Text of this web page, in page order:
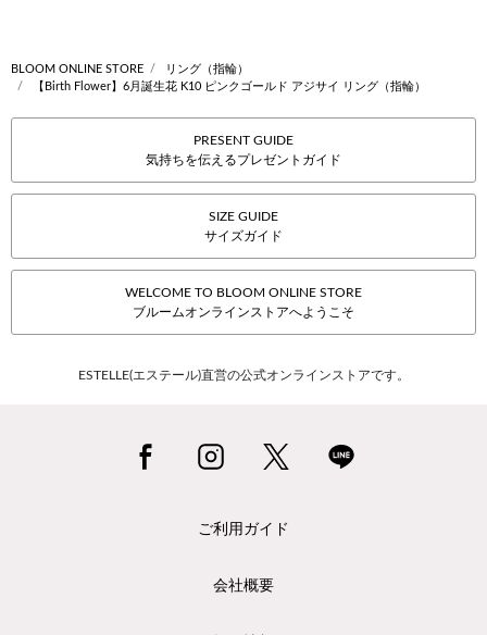
BLOOM ONLINE STORE
リング（指輪）
【Birth Flower】6月誕生花 K10 ピンクゴールド アジサイ リング（指輪）
PRESENT GUIDE
気持ちを伝えるプレゼントガイド
SIZE GUIDE
サイズガイド
WELCOME TO BLOOM ONLINE STORE
ブルームオンラインストアへようこそ
ESTELLE(エステール)直営の公式オンラインストアです。
ご利用ガイド
会社概要